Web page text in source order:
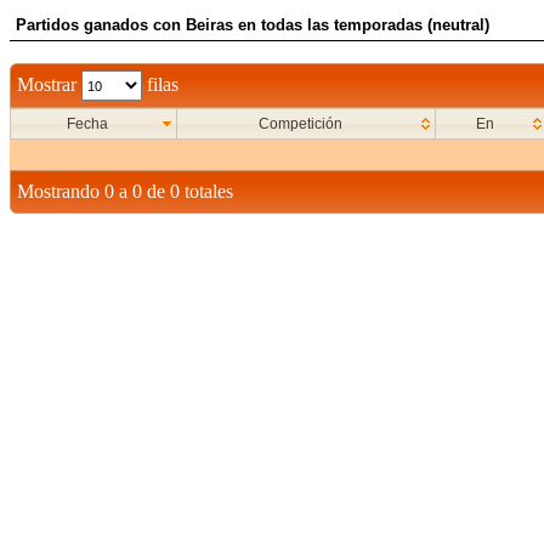
Partidos ganados con Beiras en todas las temporadas (neutral)
Mostrar filas
Fecha Competición En
Mostrando 0 a 0 de 0 totales